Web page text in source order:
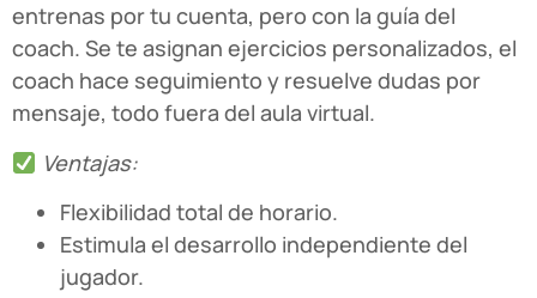
entrenas por tu cuenta, pero con la guía del
coach. Se te asignan ejercicios personalizados, el
coach hace seguimiento y resuelve dudas por
mensaje, todo fuera del aula virtual.
Ventajas:
Flexibilidad total de horario.
Estimula el desarrollo independiente del
jugador.